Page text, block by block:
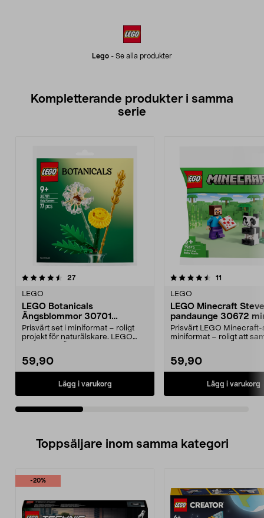
Lego - Se alla produkter
Kompletterande produkter i samma
serie
27recensioner
LEGO
LEGO Botanicals
Ängsblommor 30701
minipåse, från 9 år
Prisvärt set i miniformat – roligt
projekt för naturälskare. LEGO
59,90
Lägg i varukorg
4.5av 5 stjärnor 11
LEGO
LEGO Minecraft
pandaunge 30672
från 6 år
Prisvärt LEGO Minecraft-
miniformat – roligt att
59,90
Lägg i varukorg
4.5av 5 stjärnor
Toppsäljare inom samma kategori
-20%